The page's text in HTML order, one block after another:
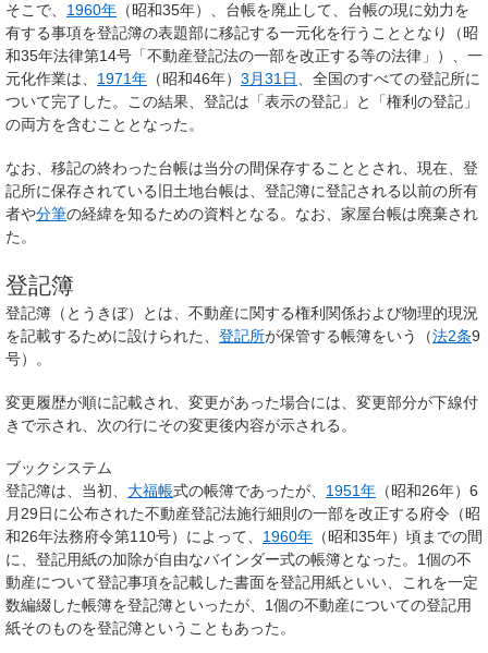
そこで、 1960年 （昭和35年）、台帳を廃止して、台帳の現に効力を
有する事項を登記簿の表題部に移記する一元化を行うこととなり（昭
和35年法律第14号「不動産登記法の一部を改正する等の法律」）、一
元化作業は、 1971年 （昭和46年） 3月31日
、全国のすべての登記所に
ついて完了した。この結果、登記は「表示の登記」と「権利の登記」
の両方を含むこととなった。
なお、移記の終わった台帳は当分の間保存することとされ、現在、登
記所に保存されている旧土地台帳は、登記簿に登記される以前の所有
者や分筆の経緯を知るための資料となる。なお、家屋台帳は廃棄され
た。
登記簿
登記簿 （とうきぼ）とは、不動産に関する権利関係および物理的現況
を記載するために設けられた、 登記所が保管する帳簿をいう（法2条9
号）。
変更履歴が順に記載され、変更があった場合には、変更部分が下線付
きで示され、次の行にその変更後内容が示される。
ブックシステム
登記簿は、当初、 大福帳式の帳簿であったが、 1951年 （昭和26年）6
月29日に公布された不動産登記法施行細則の一部を改正する府令（昭
和26年法務府令第110号）によって、 1960年 （昭和35年）頃までの間
に、登記用紙の加除が自由なバインダー式の帳簿となった。1個の不
動産について登記事項を記載した書面を登記用紙といい、これを一定
数編綴した帳簿を登記簿といったが、1個の不動産についての登記用
紙そのものを登記簿ということもあった。